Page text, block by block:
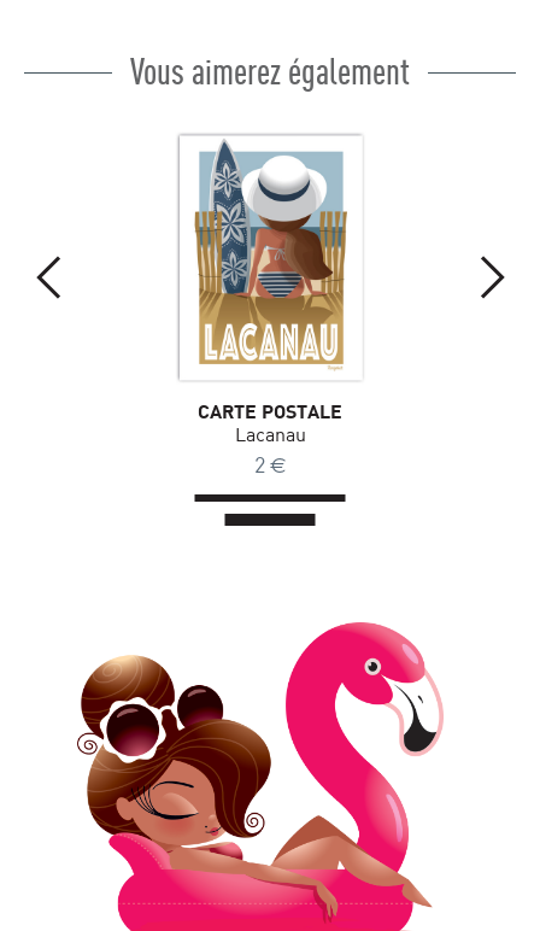
Vous aimerez également
CARTE POSTALE
Lacanau
2 €